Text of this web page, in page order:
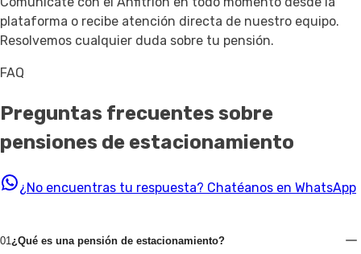
plataforma o recibe atención directa de nuestro equipo.
Resolvemos cualquier duda sobre tu pensión.
FAQ
Preguntas frecuentes sobre
pensiones de estacionamiento
¿No encuentras tu respuesta? Chatéanos en WhatsApp
01 ¿Qué es una pensión de estacionamiento?